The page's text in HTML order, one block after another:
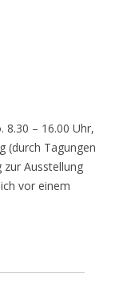
8.30 – 16.00 Uhr,
(durch Tagungen
zur Ausstellung
vor einem